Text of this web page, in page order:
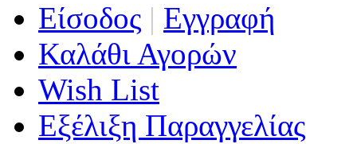
Είσοδος | Εγγραφή
Καλάθι Αγορών
Wish List
Εξέλιξη Παραγγελίας